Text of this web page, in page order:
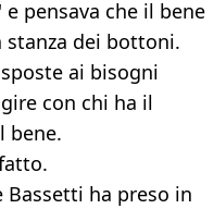
pensava che il bene
stanza dei bottoni.
ai bisogni
con chi ha il
bene.
ha preso in